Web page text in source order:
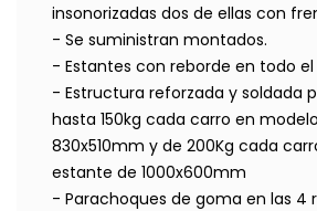
insonorizadas dos de ellas con
- Se suministran montados.
- Estantes con reborde en todo
- Estructura reforzada y soldada
hasta 150kg cada carro en
830x510mm y de 200Kg cada
estante de 1000x600mm
- Parachoques de goma en las 4